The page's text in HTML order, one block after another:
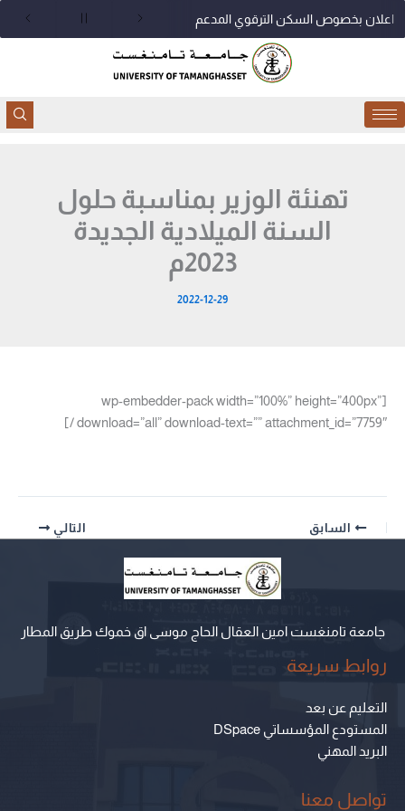
اعلان بخصوص السكن الترقوي المدعم
تهنئة الوزير بمناسبة حلول
السنة الميلادية الجديدة
2023م
2022-12-29
[wp-embedder-pack width=”100%” height=”400px”
download=”all” download-text=”” attachment_id=”7759″ /]
السابق التالي
جامعة تامنغست امين العقال الحاج موسى اق خموك طريق المطار
روابط سريعة
التعليم عن بعد
المستودع المؤسساتي DSpace
البريد المهني
تواصل معنا